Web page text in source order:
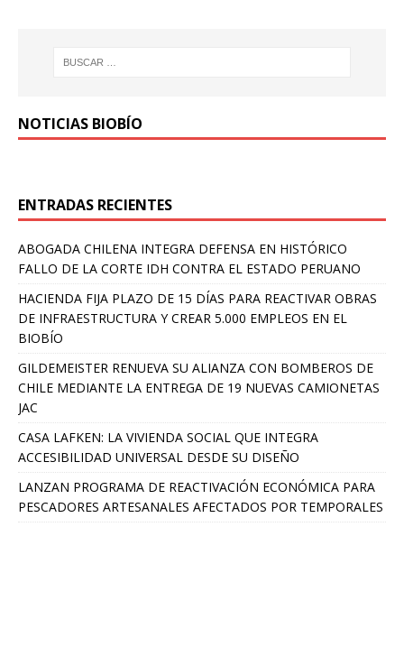
NOTICIAS BIOBÍO
ENTRADAS RECIENTES
ABOGADA CHILENA INTEGRA DEFENSA EN HISTÓRICO
FALLO DE LA CORTE IDH CONTRA EL ESTADO PERUANO
HACIENDA FIJA PLAZO DE 15 DÍAS PARA REACTIVAR OBRAS
DE INFRAESTRUCTURA Y CREAR 5.000 EMPLEOS EN EL
BIOBÍO
GILDEMEISTER RENUEVA SU ALIANZA CON BOMBEROS DE
CHILE MEDIANTE LA ENTREGA DE 19 NUEVAS CAMIONETAS
JAC
CASA LAFKEN: LA VIVIENDA SOCIAL QUE INTEGRA
ACCESIBILIDAD UNIVERSAL DESDE SU DISEÑO
LANZAN PROGRAMA DE REACTIVACIÓN ECONÓMICA PARA
PESCADORES ARTESANALES AFECTADOS POR TEMPORALES